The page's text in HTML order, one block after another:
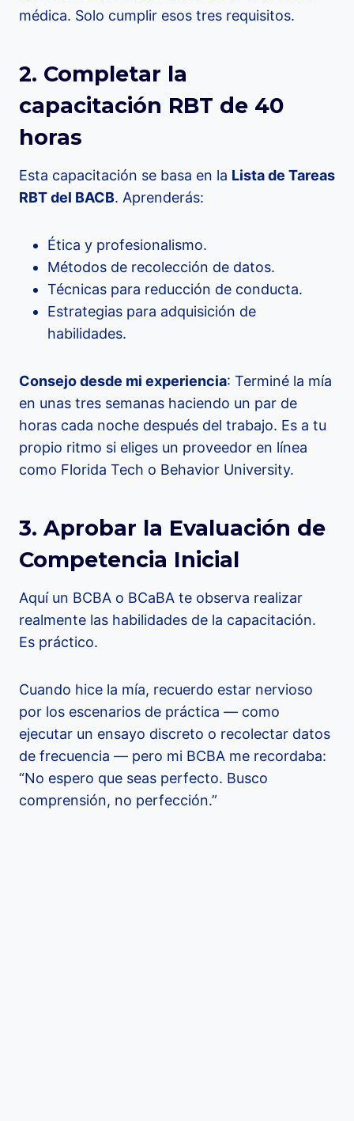
médica. Solo cumplir esos tres requisitos.
2. Completar la
capacitación RBT de 40
horas
Esta capacitación se basa en la Lista de Tareas
RBT del BACB. Aprenderás:
Ética y profesionalismo.
Métodos de recolección de datos.
Técnicas para reducción de conducta.
Estrategias para adquisición de
habilidades.
Consejo desde mi experiencia: Terminé la mía
en unas tres semanas haciendo un par de
horas cada noche después del trabajo. Es a tu
propio ritmo si eliges un proveedor en línea
como Florida Tech o Behavior University.
3. Aprobar la Evaluación de
Competencia Inicial
Aquí un BCBA o BCaBA te observa realizar
realmente las habilidades de la capacitación.
Es práctico.
Cuando hice la mía, recuerdo estar nervioso
por los escenarios de práctica — como
ejecutar un ensayo discreto o recolectar datos
de frecuencia — pero mi BCBA me recordaba:
“No espero que seas perfecto. Busco
comprensión, no perfección.”